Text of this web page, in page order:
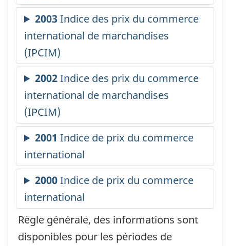
Règle générale, des informations sont
disponibles pour les périodes de